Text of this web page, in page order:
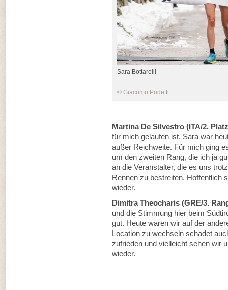
Sara Bottarelli
© Giacomo Podetti
Martina De Silvestro (ITA/2.
für mich gelaufen ist. Sara war
außer Reichweite. Für mich ging
um den zweiten Rang, die ich ja
an die Veranstalter, die es uns
Rennen zu bestreiten. Hoffentlich
wieder.
Dimitra Theocharis (GRE/3.
und die Stimmung hier beim
gut. Heute waren wir auf der
Location zu wechseln schadet
zufrieden und vielleicht sehen wir
wieder.